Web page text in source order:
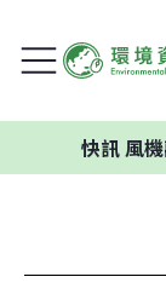
風機離聚